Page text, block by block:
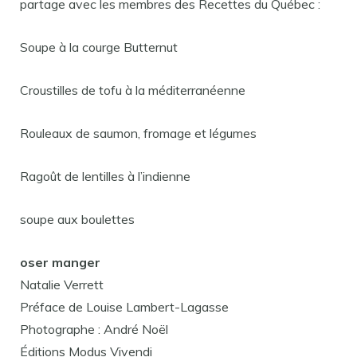
partage avec les membres des Recettes du Québec :
Soupe à la courge Butternut
Croustilles de tofu à la méditerranéenne
Rouleaux de saumon, fromage et légumes
Ragoût de lentilles à l’indienne
soupe aux boulettes
oser manger
Natalie Verrett
Préface de Louise Lambert-Lagasse
Photographe : André Noël
Éditions Modus Vivendi